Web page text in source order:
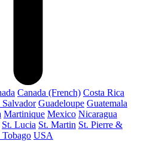
Canada (French) Costa Rica
Salvador Guadeloupe Guatemala
Martinique Mexico Nicaragua
St. Lucia St. Martin St. Pierre &
USA